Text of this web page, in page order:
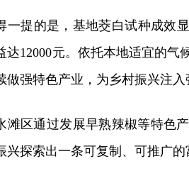
一提的是，基地茭白试种成效
达12000元。依托本地适宜的气
做强特色产业，为乡村振兴注入
滩区通过发展早熟辣椒等特色
兴探索出一条可复制、可推广的